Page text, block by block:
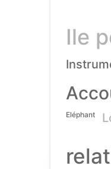
Ile
Eléphant